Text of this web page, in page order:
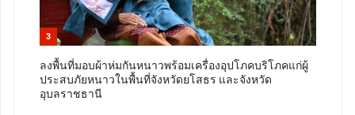
3
ลงพื้นที่มอบผ้าห่มกันหนาวพร้อมเครื่องอุปโภคบริโภคแก่ผู้
ประสบภัยหนาวในพื้นที่จังหวัดยโสธร และจังหวัด
อุบลราชธานี